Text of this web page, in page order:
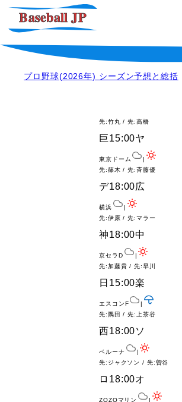
プロ野球(2026年) シーズン予想と総括
先:竹丸 / 先:高橋
巨15:00ヤ
東京ドーム
|
先:篠木 / 先:斉藤優
デ18:00広
横浜
|
先:伊原 / 先:マラー
神18:00中
京セラD
|
先:加藤貴 / 先:早川
日 15:00楽
エスコンF
|
先:隅田 / 先:上茶谷
西18:00ソ
ベルーナ
|
先:ジャクソン / 先:曽谷
ロ 18:00オ
ZOZOマリン |